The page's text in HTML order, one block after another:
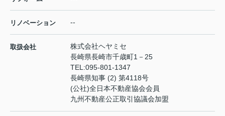
リノベーション --
取扱会社
株式会社ヘヤミセ
長崎県長崎市千歳町1－25
TEL:095-801-1347
長崎県知事 (2) 第4118号
(公社)全日本不動産協会会員
九州不動産公正取引協議会加盟